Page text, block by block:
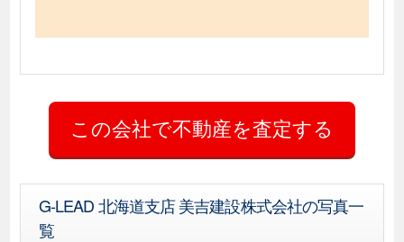
G-LEAD 北海道支店 美吉建設株式会社の写真一
覧